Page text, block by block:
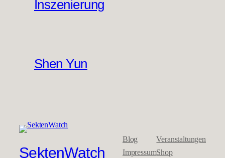
Inszenierung
Shen Yun
SektenWatch
Blog
Impressum
Veranstaltungen
Shop